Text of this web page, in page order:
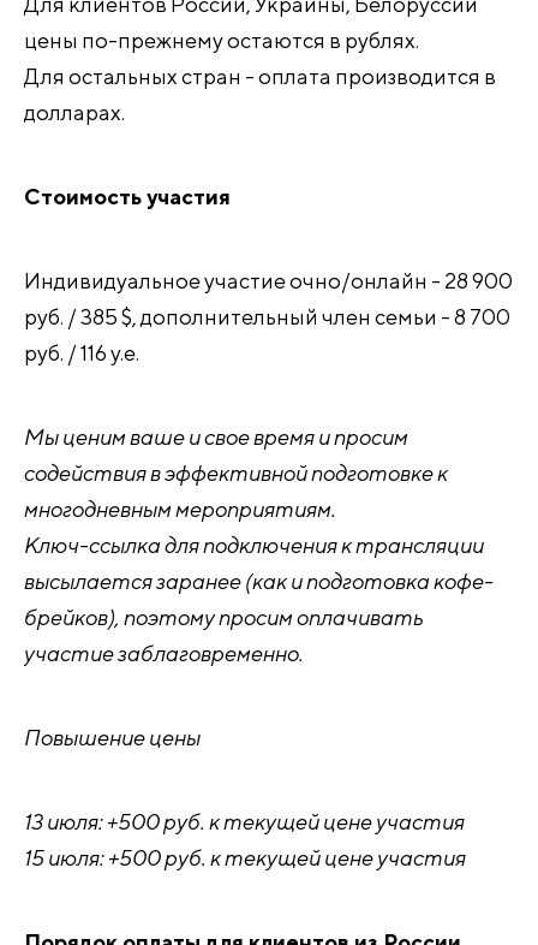
цены по-прежнему остаются в рублях.
Для остальных стран - оплата производится в
долларах.
Стоимость участия
Индивидуальное участие очно/онлайн - 28 900
руб. / 385 $, дополнительный член семьи - 8 700
руб. / 116 у.е.
Мы ценим ваше и свое время и просим
содействия в эффективной подготовке к
многодневным мероприятиям.
Ключ-ссылка для подключения к трансляции
высылается заранее (как и подготовка кофе-
брейков), поэтому просим оплачивать
участие заблаговременно.
Повышение цены
13 июля: +500 руб. к текущей цене участия
15 июля: +500 руб. к текущей цене участия